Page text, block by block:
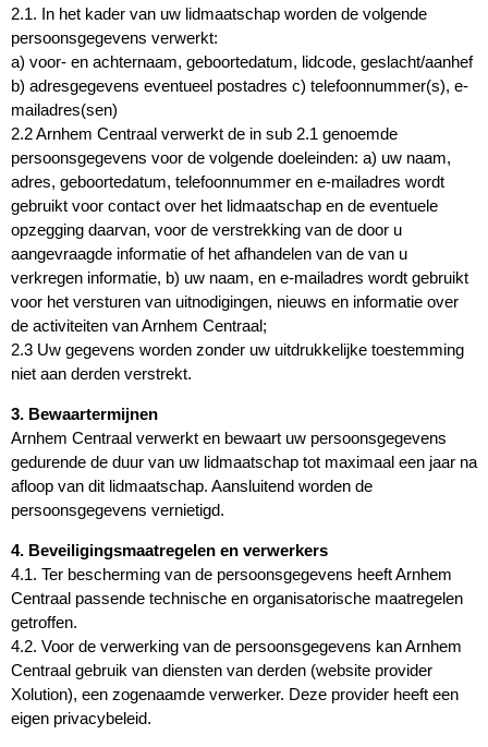
2.1. In het kader van uw lidmaatschap worden de volgende
persoonsgegevens verwerkt:
a) voor- en achternaam, geboortedatum, lidcode, geslacht/aanhef
b) adresgegevens eventueel postadres c) telefoonnummer(s), e-
mailadres(sen)
2.2 Arnhem Centraal verwerkt de in sub 2.1 genoemde
persoonsgegevens voor de volgende doeleinden: a) uw naam,
adres, geboortedatum, telefoonnummer en e-mailadres wordt
gebruikt voor contact over het lidmaatschap en de eventuele
opzegging daarvan, voor de verstrekking van de door u
aangevraagde informatie of het afhandelen van de van u
verkregen informatie, b) uw naam, en e-mailadres wordt gebruikt
voor het versturen van uitnodigingen, nieuws en informatie over
de activiteiten van Arnhem Centraal;
2.3 Uw gegevens worden zonder uw uitdrukkelijke toestemming
niet aan derden verstrekt.
3. Bewaartermijnen
Arnhem Centraal verwerkt en bewaart uw persoonsgegevens
gedurende de duur van uw lidmaatschap tot maximaal een jaar na
afloop van dit lidmaatschap. Aansluitend worden de
persoonsgegevens vernietigd.
4. Beveiligingsmaatregelen en verwerkers
4.1. Ter bescherming van de persoonsgegevens heeft Arnhem
Centraal passende technische en organisatorische maatregelen
getroffen.
4.2. Voor de verwerking van de persoonsgegevens kan Arnhem
Centraal gebruik van diensten van derden (website provider
Xolution), een zogenaamde verwerker. Deze provider heeft een
eigen privacybeleid.